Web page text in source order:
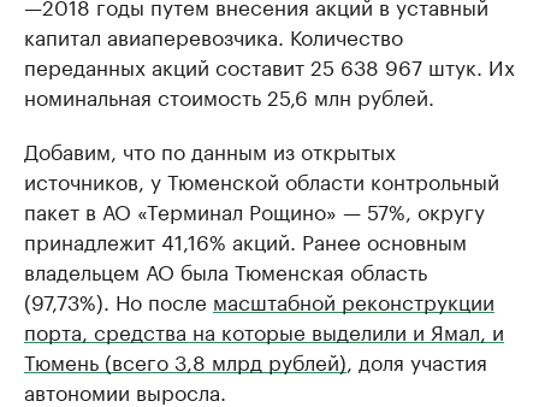
капитал авиаперевозчика. Количество
переданных акций составит 25 638 967 штук. Их
номинальная стоимость 25,6 млн рублей.
Добавим, что по данным из открытых
источников, у Тюменской области контрольный
пакет в АО «Терминал Рощино» — 57%, округу
принадлежит 41,16% акций. Ранее основным
владельцем АО была Тюменская область
(97,73%). Но после масштабной реконструкции
порта, средства на которые выделили и Ямал, и
Тюмень (всего 3,8 млрд рублей) , доля участия
автономии выросла.